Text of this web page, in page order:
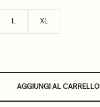
XL
AGGIUNGI AL CARRELLO